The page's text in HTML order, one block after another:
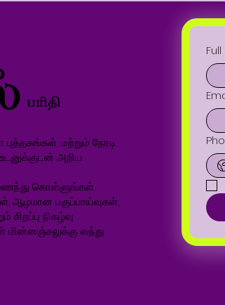
மற்றும் நேரடி
அறிய
கொள்ளுங்கள்.
ஆழமான பகுப்பாய்வுகள்,
நிகழ்வு
வந்து